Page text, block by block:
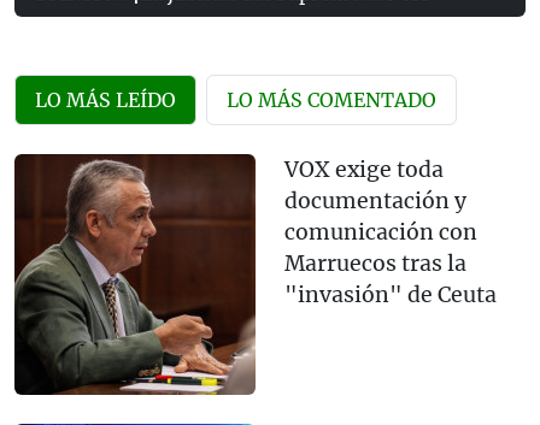
LO MÁS LEÍDO LO MÁS COMENTADO
VOX exige toda
documentación y
comunicación con
Marruecos tras la
"invasión" de Ceuta